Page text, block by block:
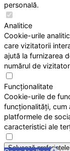
personală.
Analitice
Cookie-urile
care vizitatorii
ajută la furnizarea
numărul de
Funcționalitate
Cookie-urile de
funcționalități, cum
platformele de
caracteristici ale
Salvează preferințele